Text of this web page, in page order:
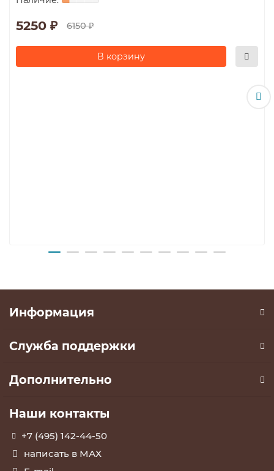
5250 ₽ 6150 ₽
В корзину
Информация
Служба поддержки
Дополнительно
Наши контакты
+7 (495) 142-44-50
написать в МАХ